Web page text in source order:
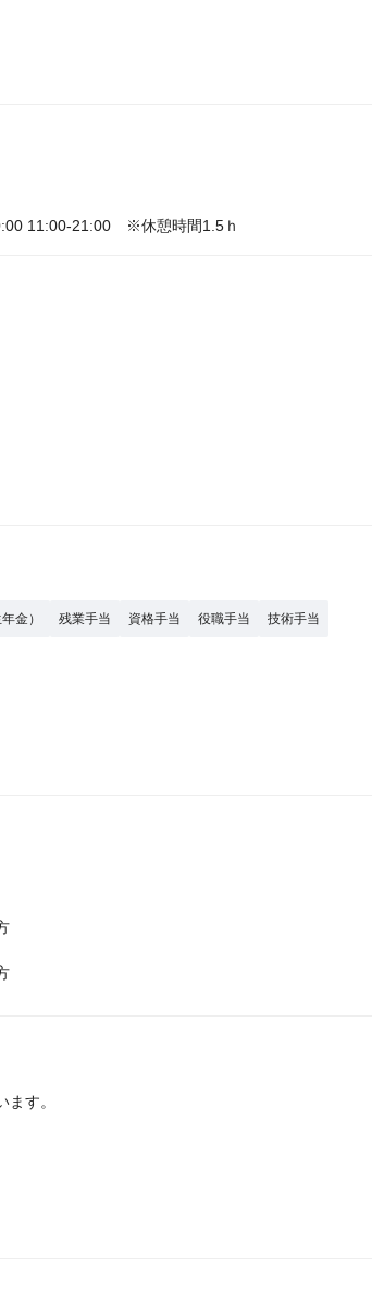
11:00-21:00 ※休憩時間1.5ｈ
金） 残業手当 資格手当 役職手当 技術手当
す。